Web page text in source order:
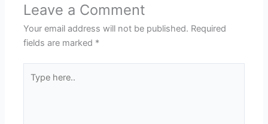
Leave a Comment
Your email address will not be published. Required
fields are marked *
here..